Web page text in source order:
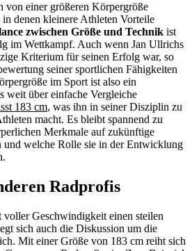
von einer größeren Körpergröße
denen kleinere Athleten Vorteile
zwischen Größe und Technik ist
im Wettkampf. Auch wenn Jan Ullrichs
Kriterium für seinen Erfolg war, so
seiner sportlichen Fähigkeiten
im Sport ist also ein
weit über einfache Vergleiche
183 cm, was ihn in seiner Disziplin zu
macht. Es bleibt spannend zu
Merkmale auf zukünftige
und welche Rolle sie in der Entwicklung
Radprofis
voller Geschwindigkeit einen steilen
sich auch die Diskussion um die
Mit einer Größe von 183 cm reiht sich